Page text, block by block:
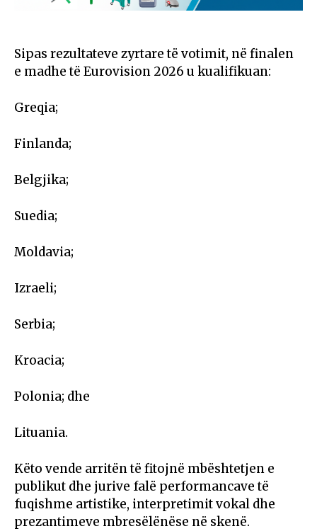
Sipas rezultateve zyrtare të votimit, në finalen
e madhe të Eurovision 2026 u kualifikuan:
Greqia;
Finlanda;
Belgjika;
Suedia;
Moldavia;
Izraeli;
Serbia;
Kroacia;
Polonia; dhe
Lituania.
Këto vende arritën të fitojnë mbështetjen e
publikut dhe jurive falë performancave të
fuqishme artistike, interpretimit vokal dhe
prezantimeve mbresëlënëse në skenë.